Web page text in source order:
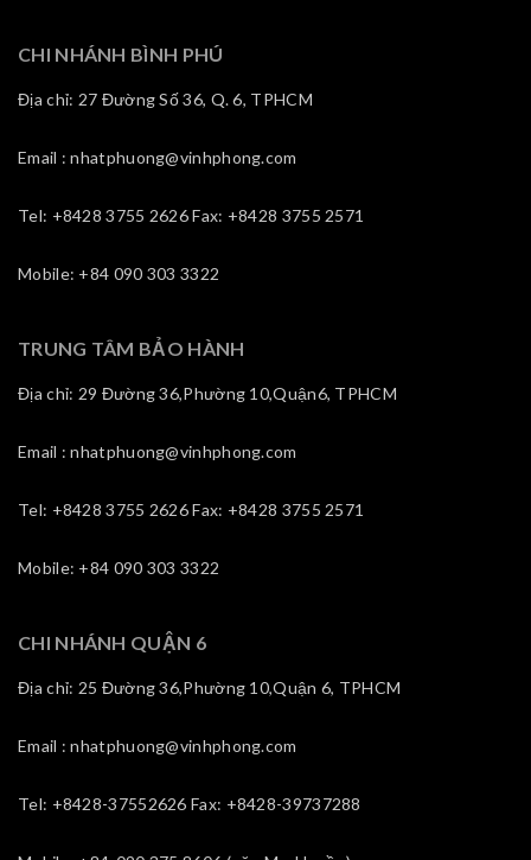
CHI NHÁNH BÌNH PHÚ
Địa chỉ: 27 Đường Số 36, Q. 6, TPHCM
Email : nhatphuong@vinhphong.com
Tel: +8428 3755 2626 Fax: +8428 3755 2571
Mobile: +84 090 303 3322
TRUNG TÂM BẢO HÀNH
Địa chỉ: 29 Đường 36,Phường 10,Quận6, TPHCM
Email : nhatphuong@vinhphong.com
Tel: +8428 3755 2626 Fax: +8428 3755 2571
Mobile: +84 090 303 3322
CHI NHÁNH QUẬN 6
Địa chỉ: 25 Đường 36,Phường 10,Quận 6, TPHCM
Email : nhatphuong@vinhphong.com
Tel: +8428-37552626 Fax: +8428-39737288